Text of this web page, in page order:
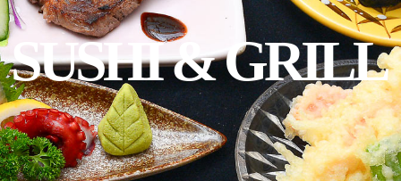
SUSHI & GRILL